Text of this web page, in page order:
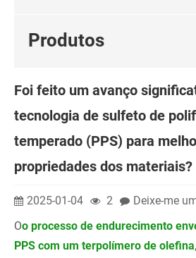
Produtos
Foi feito um avanço
tecnologia de sulfeto de
temperado (PPS) para
propriedades dos materiais?
2025-01-04 2
Deixe-me
Oo processo de endurecimento
PPS com um terpolímero de olefina